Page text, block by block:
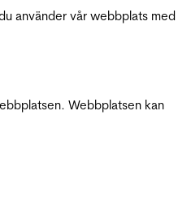
använder vår webbplats med
Webbplatsen kan